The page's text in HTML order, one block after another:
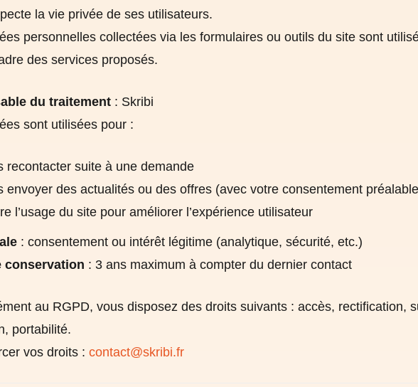
la vie privée de ses utilisateurs.
personnelles collectées via les formulaires ou outils du site sont
des services proposés.
du traitement : Skribi
sont utilisées pour :
recontacter suite à une demande
envoyer des actualités ou des offres (avec votre consentement
l’usage du site pour améliorer l’expérience utilisateur
: consentement ou intérêt légitime (analytique, sécurité, etc.)
conservation : 3 ans maximum à compter du dernier contact
au RGPD, vous disposez des droits suivants : accès, rectification,
portabilité.
vos droits : contact@skribi.fr